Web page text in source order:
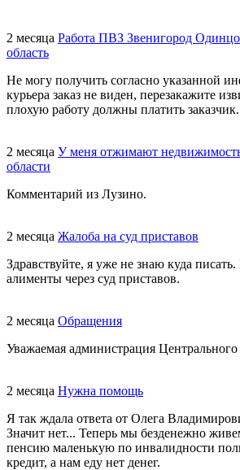
2 месяца Работа ПВЗ Звенигород
область
Не могу получить согласно указанной
курьера заказ не виден, перезакажите
плохую работу должны платить заказчик.
2 месяца У меня отжимают
области
Комментарий из Лузино.
2 месяца Жалоба на суд приставов
Здравствуйте, я уже не знаю куда
алименты через суд приставов.
2 месяца Обращения
Уважаемая администрация
2 месяца Нужна помощь
Я так ждала ответа от Олега
Значит нет... Теперь мы безденежно
пенсию маленькую по инвалидности
кредит, а нам еду нет денег.